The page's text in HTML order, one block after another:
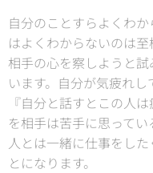
自分のことすらよくわ
はよくわからないのは
相手の心を察しようと
います。自分が気疲れし
『自分と話すとこの人
を相手は苦手に思って
人とは一緒に仕事をし
とになります。